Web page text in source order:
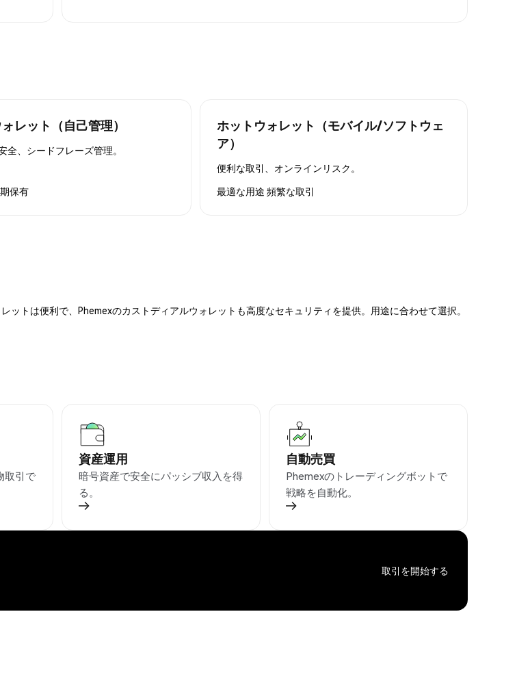
レット（自己管理）
全、シードフレーズ管理。
保有
ホットウォレット（モバイル/ソフトウェ
ア）
便利な取引、オンラインリスク。
最適な用途 頻繁な取引
トは便利で、Phemexのカストディアルウォレットも高度なセキュリティを提供。用途に合わせて選択。
取引で
資産運用
暗号資産で安全にパッシブ収入を得
る。
自動売買
Phemexのトレーディングボットで
戦略を自動化。
取引を開始する